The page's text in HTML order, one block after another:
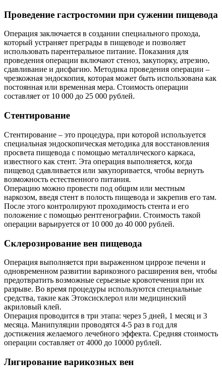
Проведение гастростомии при сужении пищевода
Операция заключается в создании специального прохода,
который устраняет преграды в пищеводе и позволяет
использовать парентеральное питание. Показания для
проведения операции включают стеноз, закупорку, атрезию,
сдавливание и дисфагию. Методика проведения операции –
чрезкожная эндоскопия, которая может быть использована как
постоянная или временная мера. Стоимость операции
составляет от 10 000 до 25 000 рублей.
Стентирование
Стентирование – это процедура, при которой используется
специальная эндоскопическая методика для восстановления
просвета пищевода с помощью металлического каркаса,
известного как стент. Эта операция выполняется, когда
пищевод сдавливается или закупоривается, чтобы вернуть
возможность естественного питания.
Операцию можно провести под общим или местным
наркозом, введя стент в полость пищевода и закрепив его там.
После этого контролируют проходимость стента и его
положение с помощью рентгенографии. Стоимость такой
операции варьируется от 10 000 до 40 000 рублей.
Склерозирование вен пищевода
Операция выполняется при выраженном циррозе печени и
одновременном развитии варикозного расширения вен, чтобы
предотвратить возможные серьезные кровотечения при их
разрыве. Во время процедуры используются специальные
средства, такие как Этоксисклерол или медицинский
акриловый клей.
Операция проводится в три этапа: через 5 дней, 1 месяц и 3
месяца. Манипуляции проводятся 4-5 раз в год для
достижения желаемого лечебного эффекта. Средняя стоимость
операции составляет от 4000 до 10000 рублей.
Лигирование варикозных вен